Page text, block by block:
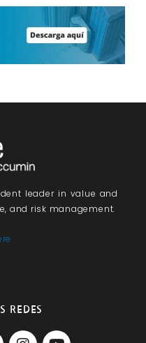
leader in value and
and risk management.
REDES
I
Y